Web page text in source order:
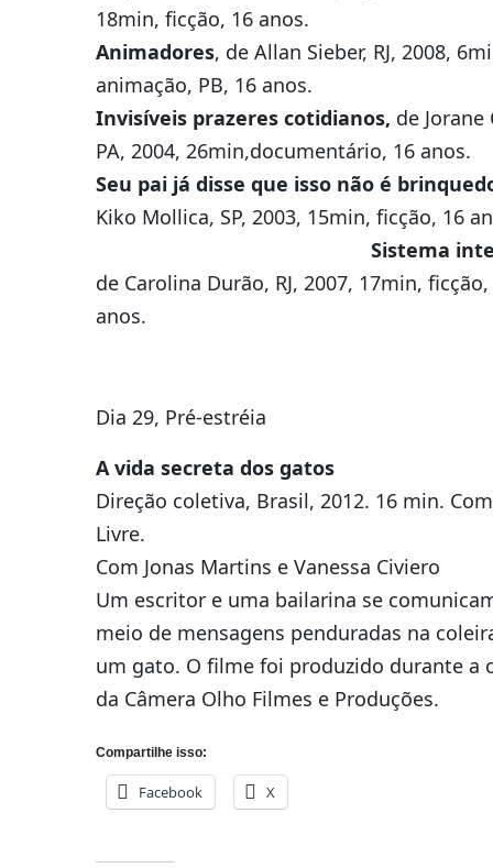
18min, ficção, 16 anos.
Animadores, de Allan Sieber, RJ, 2008,
animação, PB, 16 anos.
Invisíveis prazeres cotidianos, de Jorane
PA, 2004, 26min,documentário, 16 anos.
Seu pai já disse que isso não é
Kiko Mollica, SP, 2003, 15min, ficção, 16
Sistema
de Carolina Durão, RJ, 2007, 17min, ficção,
anos.
Dia 29, Pré-estréia
A vida secreta dos gatos
Direção coletiva, Brasil, 2012. 16 min.
Livre.
Com Jonas Martins e Vanessa Civiero
Um escritor e uma bailarina se
meio de mensagens penduradas na
um gato. O filme foi produzido durante a
da Câmera Olho Filmes e Produções.
Compartilhe isso:
Facebook X